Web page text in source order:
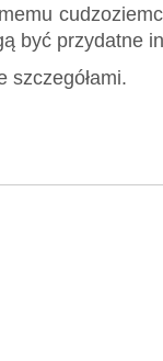
być przydatne
szczegółami.